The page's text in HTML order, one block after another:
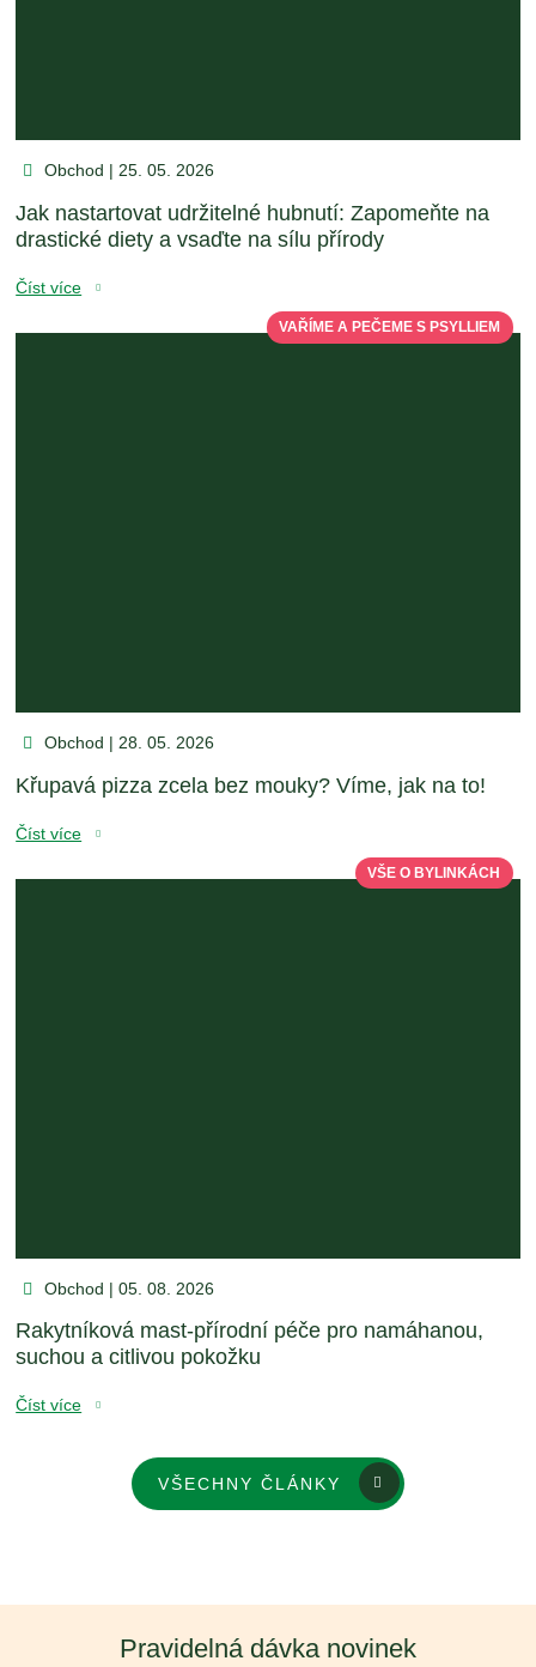
Obchod | 25. 05. 2026
Jak nastartovat udržitelné hubnutí: Zapomeňte na
drastické diety a vsaďte na sílu přírody
Číst více
VAŘÍME A PEČEME S PSYLLIEM
Obchod | 28. 05. 2026
Křupavá pizza zcela bez mouky? Víme, jak na to!
Číst více
VŠE O BYLINKÁCH
Obchod | 05. 08. 2026
Rakytníková mast-přírodní péče pro namáhanou,
suchou a citlivou pokožku
Číst více
VŠECHNY ČLÁNKY
Pravidelná dávka novinek